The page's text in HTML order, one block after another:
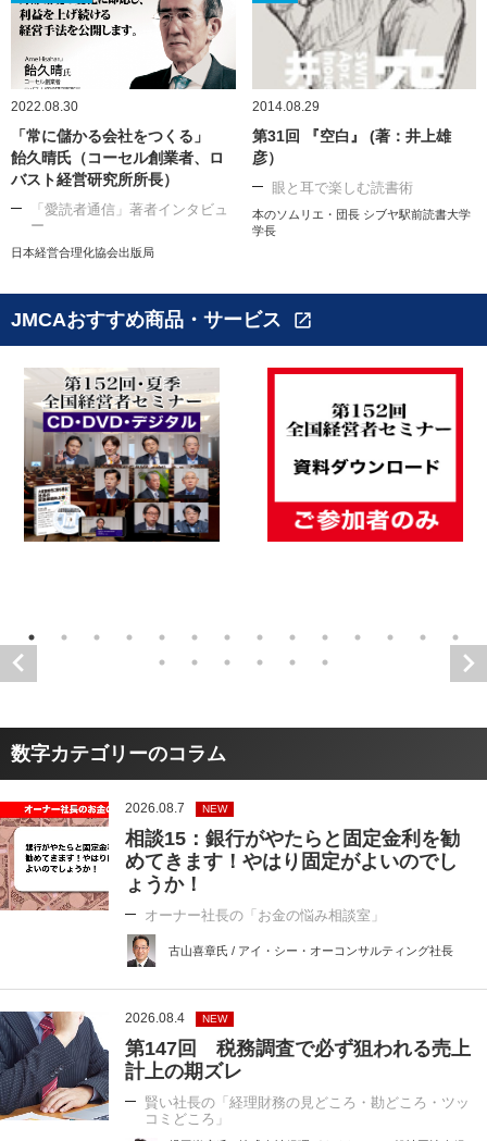
2022.08.30
「常に儲かる会社をつくる」
飴久晴氏（コーセル創業者、ロ
バスト経営研究所所長）
「愛読者通信」著者インタビュ
ー
日本経営合理化協会出版局
2014.08.29
第31回 『空白』 (著：井上雄
彦）
眼と耳で楽しむ読書術
本のソムリエ・団長 シブヤ駅前読書大学
学長
JMCAおすすめ商品・サービス open_in_new
数字カテゴリーのコラム
2026.08.7 NEW
相談15：銀行がやたらと固定金利を勧
めてきます！やはり固定がよいのでし
ょうか！
オーナー社長の「お金の悩み相談室」
古山喜章氏 / アイ・シー・オーコンサルティング社長
2026.08.4 NEW
第147回 税務調査で必ず狙われる売上
計上の期ズレ
賢い社長の「経理財務の見どころ・勘どころ・ツッ
コミどころ」